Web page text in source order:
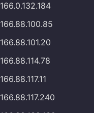
166.0.132.184
166.88.100.85
166.88.101.20
166.88.114.78
166.88.117.11
166.88.117.240